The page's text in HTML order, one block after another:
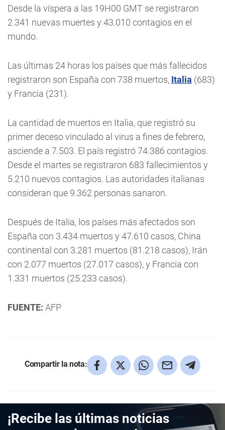
Desde la víspera a las 19H00 GMT se registraron
2.341 nuevas muertes y 43.010 contagios en el
mundo.
Las últimas 24 horas los países que más fallecidos
registraron son España con 738 muertos, Italia (683)
y Francia (231).
La cantidad de muertos en Italia, que registró su
primer deceso vinculado al virus a fines de febrero,
asciende a 7.503. El país registró 74.386 contagios.
Desde el martes se registraron 683 fallecimientos y
5.210 nuevos contagios. Las autoridades italianas
consideran que 9.362 personas sanaron.
Después de Italia, los países más afectados son
España con 3.434 muertos y 47.610 casos, China
continental con 3.281 muertos (81.218 casos), Irán
con 2.077 muertos (27.017 casos), y Francia con
1.331 muertos (25.233 casos).
FUENTE: AFP
Compartir la nota:
¡Recibe las últimas noticias